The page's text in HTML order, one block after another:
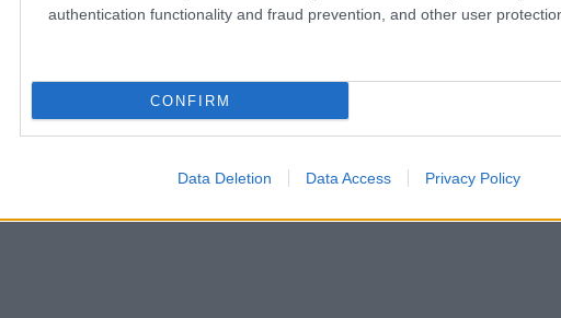
authentication functionality and fraud prevention, and other user
CONFIRM
Data Deletion Data Access Privacy Policy